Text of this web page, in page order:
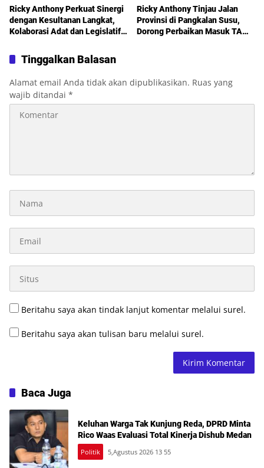
Ricky Anthony Perkuat Sinergi
dengan Kesultanan Langkat,
Kolaborasi Adat dan Legislatif
Ricky Anthony Tinjau Jalan
Provinsi di Pangkalan Susu,
Dorong Perbaikan Masuk TA
Tinggalkan Balasan
Alamat email Anda tidak akan dipublikasikan. Ruas yang
wajib ditandai *
Beritahu saya akan tindak lanjut komentar melalui surel.
Beritahu saya akan tulisan baru melalui surel.
Baca Juga
Keluhan Warga Tak Kunjung Reda, DPRD Minta
Rico Waas Evaluasi Total Kinerja Dishub Medan
Politik 5,Agustus 2026 13 55